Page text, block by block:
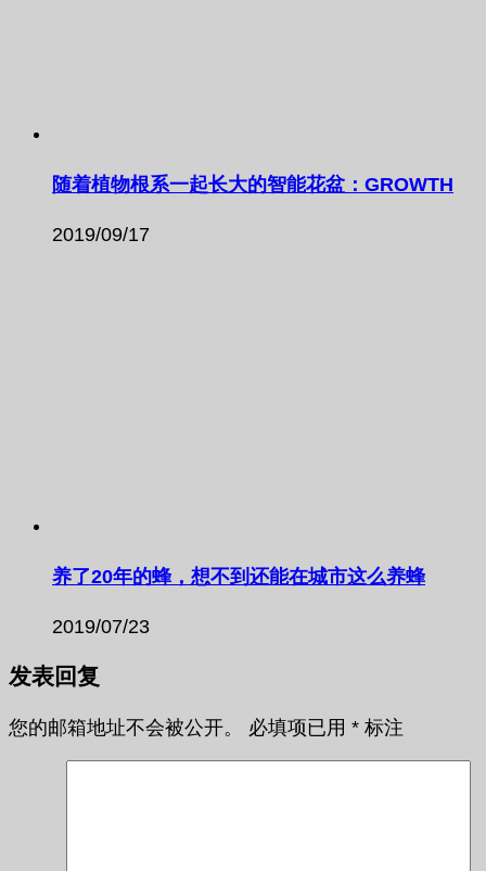
随着植物根系一起长大的智能花盆：GROWTH
2019/09/17
养了20年的蜂，想不到还能在城市这么养蜂
2019/07/23
发表回复
您的邮箱地址不会被公开。 必填项已用 * 标注